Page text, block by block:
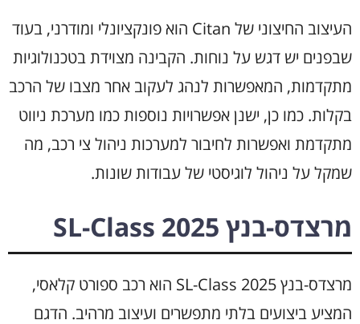
העיצוב החיצוני של Citan הוא פונקציונלי ומודרני, בעוד
שבפנים יש דגש על נוחות. הקבינה מצוידת בטכנולוגיות
מתקדמות, המאפשרות לנהג לעקוב אחר מצבו של הרכב
בקלות. כמו כן, ישנן אפשרויות נוספות כמו מערכת ניווט
מתקדמת ואפשרות לחיבור למערכות ניהול צי רכב, מה
שמקל על ניהול לוגיסטי של עבודות שונות.
מרצדס-בנץ SL-Class 2025
מרצדס-בנץ SL-Class 2025 הוא רכב ספורט קלאסי,
המציע ביצועים בלתי מתפשרים ועיצוב מרהיב. הדגם